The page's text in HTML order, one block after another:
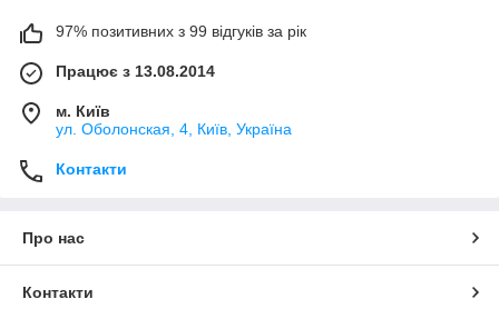
97% позитивних з 99 відгуків за рік
Працює з 13.08.2014
м. Київ
ул. Оболонская, 4, Київ, Україна
Контакти
Про нас
Контакти